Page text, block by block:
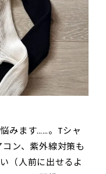
みます……。Tシャ
ン、紫外線対策も
（人前に出せるよ